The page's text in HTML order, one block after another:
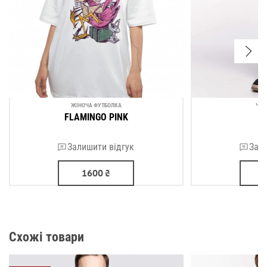
ЖІНОЧА ФУТБОЛКА
FLAMINGO PINK
Залишити відгук
1600₴
Схожі товари